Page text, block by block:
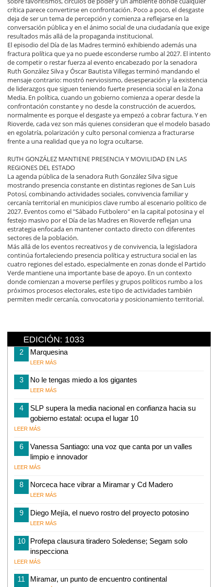
crítica parece convertirse en confrontación. Poco a poco, el desgaste
deja de ser un tema de percepción y comienza a reflejarse en la
conversación pública y en el ánimo social de una ciudadanía que exige
resultados más allá de la propaganda institucional.
El episodio del Día de las Madres terminó exhibiendo además una
fractura política que ya no puede esconderse rumbo al 2027. El intento
de competir o restar fuerza al evento encabezado por la senadora
Ruth González Silva y Óscar Bautista Villegas terminó mandando el
mensaje contrario: mostró nerviosismo, desesperación y la existencia
de liderazgos que siguen teniendo fuerte presencia social en la Zona
Media. En política, cuando un gobierno comienza a operar desde la
confrontación constante y no desde la construcción de acuerdos,
normalmente es porque el desgaste ya empezó a cobrar factura. Y en
Rioverde, cada vez son más quienes consideran que el modelo basado
en egolatría, polarización y culto personal comienza a fracturarse
frente a una realidad que ya no logra ocultarse.
RUTH GONZÁLEZ MANTIENE PRESENCIA Y MOVILIDAD EN LAS
REGIONES DEL ESTADO
La agenda pública de la senadora Ruth González Silva sigue
mostrando presencia constante en distintas regiones de San Luis
Potosí, combinando actividades sociales, convivencia familiar y
cercanía territorial en municipios clave rumbo al escenario político de
2027. Eventos como el "Sábado Futbolero" en la capital potosina y el
festejo masivo por el Día de las Madres en Rioverde reflejan una
estrategia enfocada en mantener contacto directo con diferentes
sectores de la población.
Más allá de los eventos recreativos y de convivencia, la legisladora
continúa fortaleciendo presencia política y estructura social en las
cuatro regiones del estado, especialmente en zonas donde el Partido
Verde mantiene una importante base de apoyo. En un contexto
donde comienzan a moverse perfiles y grupos políticos rumbo a los
próximos procesos electorales, este tipo de actividades también
permiten medir cercanía, convocatoria y posicionamiento territorial.
EDICIÓN: 1033
2 Marquesina
LEER MÁS
3 No le tengas miedo a los gigantes
LEER MÁS
4
SLP supera la media nacional en confianza hacia su
gobierno estatal: ocupa el lugar 10
LEER MÁS
6
Vanessa Santiago: una voz que canta por un valles
limpio e innovador
LEER MÁS
8 Norceca hace vibrar a Miramar y Cd Madero
LEER MÁS
9 Diego Mejía, el nuevo rostro del proyecto potosino
LEER MÁS
10
Profepa clausura tiradero Soledense; Segam solo
inspecciona
LEER MÁS
11 Miramar, un punto de encuentro continental